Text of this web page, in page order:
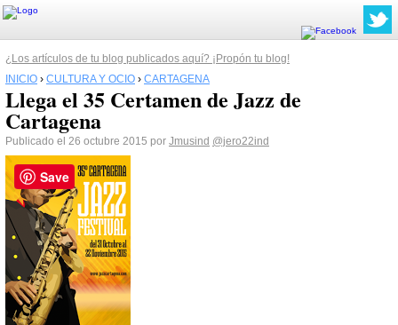
¿Los artículos de tu blog publicados aquí? ¡Propón tu blog!
INICIO › CULTURA Y OCIO › CARTAGENA
Llega el 35 Certamen de Jazz de
Cartagena
Publicado el 26 octubre 2015 por Jmusind @jero22ind
Save